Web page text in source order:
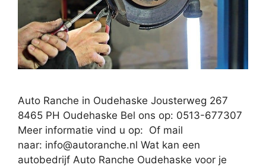
Auto Ranche in Oudehaske Jousterweg 267
8465 PH Oudehaske Bel ons op: 0513-677307
Meer informatie vind u op: Of mail
naar: info@autoranche.nl Wat kan een
autobedrijf Auto Ranche Oudehaske voor je